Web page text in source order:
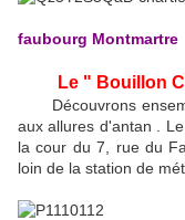
faubourg Montmartre
Le " Bouillon
Découvrons
aux allures d'antan .
la cour du 7, rue du
loin de la station de